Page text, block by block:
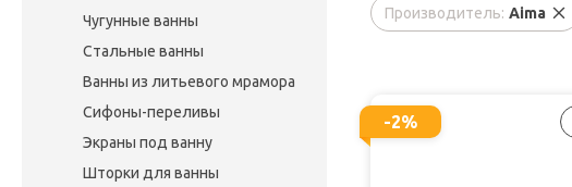
Чугунные ванны
Стальные ванны
Ванны из литьевого мрамора
Сифоны-переливы
Экраны под ванну
Шторки для ванны
Производитель: Aima
-2%